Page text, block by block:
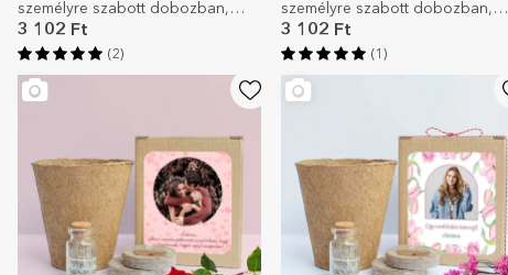
személyre szabott dobozban,
üzenettel a barátoknak
3 102 Ft
(2)
személyre szabott dobozban,
logóval és üzenettel - Virágos
3 102 Ft
(1)